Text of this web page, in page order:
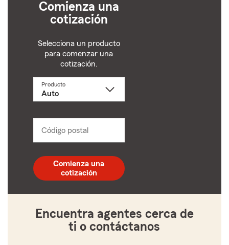
Comienza una
cotización
Selecciona un producto
para comenzar una
cotización.
ProductoSelecciona
Código postal
postal
de
5
Comienza una
cotización
Encuentra agentes cerca de
ti o contáctanos